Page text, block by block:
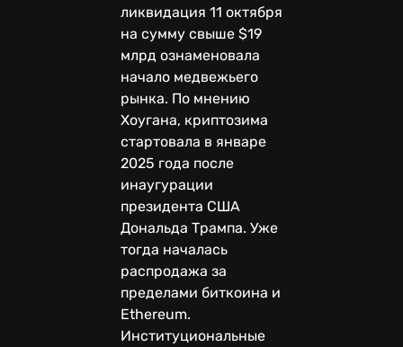
ликвидация 11 октября
на сумму свыше $19
млрд ознаменовала
начало медвежьего
рынка. По мнению
Хоугана, криптозима
стартовала в январе
2025 года после
инаугурации
президента США
Дональда Трампа. Уже
тогда началась
распродажа за
пределами биткоина и
Ethereum.
Институциональные